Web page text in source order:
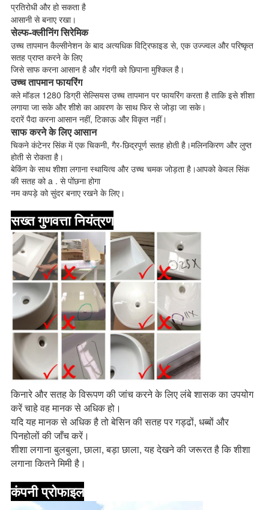
प्रतिरोधी और हो सकता है
आसानी से बनाए रखा।
सेल्फ-क्लीनिंग सिरेमिक
उच्च तापमान कैल्सीनेशन के बाद अत्यधिक विट्रिफाइड से, एक उज्ज्वल और परिष्कृत
सतह प्राप्त करने के लिए
जिसे साफ करना आसान है और गंदगी को छिपाना मुश्किल है।
उच्च तापमान फायरिंग
क्ले मॉडल 1280 डिग्री सेल्सियस उच्च तापमान पर फायरिंग करता है ताकि इसे शीशा
लगाया जा सके और शीशे का आवरण के साथ फिर से जोड़ा जा सके।
दरारें पैदा करना आसान नहीं, टिकाऊ और विकृत नहीं।
साफ करने के लिए आसान
चिकने कंटेनर सिंक में एक चिकनी, गैर-छिद्रपूर्ण सतह होती है।मलिनकिरण और लुप्त
होती से रोकता है।
बेकिंग के साथ शीशा लगाना स्थायित्व और उच्च चमक जोड़ता है।आपको केवल सिंक
की सतह को a . से पोंछना होगा
नम कपड़े को सुंदर बनाए रखने के लिए।
सख्त गुणवत्ता नियंत्रण
किनारे और सतह के विरूपण की जांच करने के लिए लंबे शासक का उपयोग
करें चाहे वह मानक से अधिक हो।
यदि यह मानक से अधिक है तो बेसिन की सतह पर गड्ढों, धब्बों और
पिनहोलों की जाँच करें।
शीशा लगाना बुलबुला, छाला, बड़ा छाला, यह देखने की जरूरत है कि शीशा
लगाना कितने मिमी है।
कंपनी प्रोफाइल